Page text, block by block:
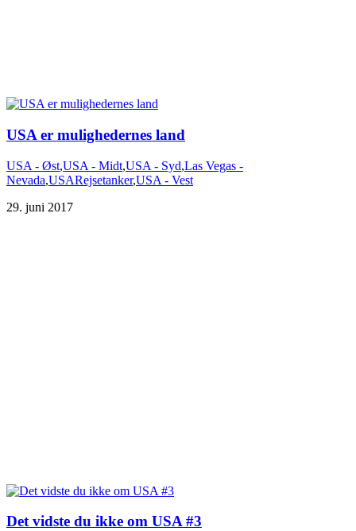
USA - Øst,USA - Midt,USA - Syd,Las Vegas -
Nevada,USARejsetanker,USA - Vest
29. juni 2017
Det vidste du ikke om USA #3